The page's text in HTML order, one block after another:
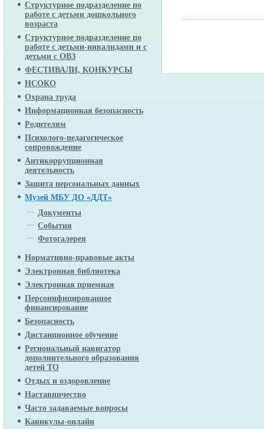
Структурное подразделение по
работе с детьми дошкольного
возраста
Структурное подразделение по
работе с детьми-инвалидами и с
детьми с ОВЗ
ФЕСТИВАЛИ, КОНКУРСЫ
НСОКО
Охрана труда
Информационная безопасность
Родителям
Психолого-педагогическое
сопровождение
Антикоррупционная
деятельность
Защита персональных данных
Музей МБУ ДО «ДДТ»
Документы
События
Фотогалерея
Нормативно-правовые акты
Электронная библиотека
Электронная приемная
Персонифицированное
финансирование
Безопасность
Дистанционное обучение
Региональный навигатор
дополнительного образования
детей ТО
Отдых и оздоровление
Наставничество
Часто задаваемые вопросы
Каникулы-онлайн